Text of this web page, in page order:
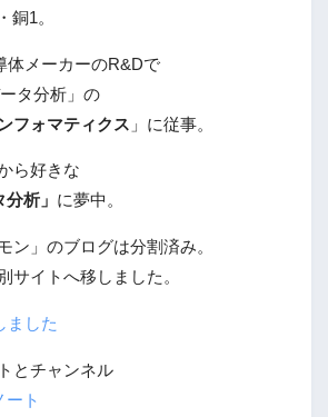
銅1。
体メーカーのR&Dで
タ分析」の
フォマティクス 」に従事。
ら好きな
析」 に夢中。
ン」のブログは分割済み。
サイトへ移しました。
ました
とチャンネル
ート